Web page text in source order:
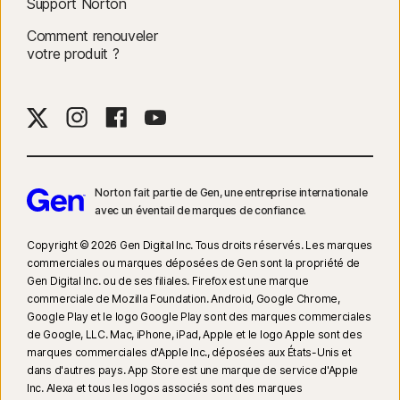
Pour supprimer la plupart des alertes pour Windows, le mode plein
forme à l'autre. Pour plus d'informations, rendez-vous sur :
messages directs. Peut ne pas identifier le cyberharcèlement, les
La Protection contre les deepfakes automatique fonctionne
uniquement pour les vidéos en anglais sur les plateformes de réseaux
sociaux/vidéo prises en charge. Utilisez l'analyse manuelle pour les
autres plateformes. Nécessite Windows 11 ou une version ultérieure et un
navigateur compatible. La détection automatique requiert également soit
un PC IA avec au minimum un processeur Qualcomm ou Intel de 8 cœurs
et 16 Go de RAM, soit un PC non IA avec au minimum un processeur de
6 cœurs de toute marque et 16 Go de RAM. Sur les PC non IA avec au
minimum un processeur de 4 cœurs et 8 Go de RAM, seule l'analyse
Comment renouveler
votre produit ?
Norton fait partie de Gen, une entreprise internationale
avec un éventail de marques de confiance.​
Copyright © 2026 Gen Digital Inc. Tous droits réservés. Les marques
commerciales ou marques déposées de Gen sont la propriété de
Gen Digital Inc. ou de ses filiales. Firefox est une marque
commerciale de Mozilla Foundation. Android, Google Chrome,
Google Play et le logo Google Play sont des marques commerciales
de Google, LLC. Mac, iPhone, iPad, Apple et le logo Apple sont des
marques commerciales d'Apple Inc., déposées aux États-Unis et
dans d'autres pays. App Store est une marque de service d'Apple
Inc. Alexa et tous les logos associés sont des marques